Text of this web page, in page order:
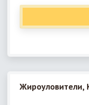
Жироуловители,